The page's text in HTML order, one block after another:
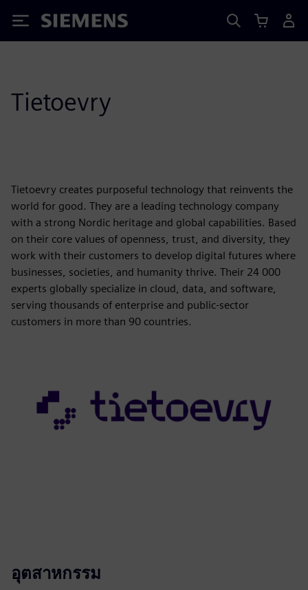
Siemens
Tietoevry
Tietoevry creates purposeful technology that reinvents the
world for good. They are a leading technology company
with a strong Nordic heritage and global capabilities. Based
on their core values of openness, trust, and diversity, they
work with their customers to develop digital futures where
businesses, societies, and humanity thrive. Their 24 000
experts globally specialize in cloud, data, and software,
serving thousands of enterprise and public-sector
customers in more than 90 countries.
อุตสาหกรรม